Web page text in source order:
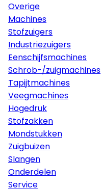
Overige
Machines
Stofzuigers
Industriezuigers
Eenschijfsmachines
Schrob-/zuigmachines
Tapijtmachines
Veegmachines
Hogedruk
Stofzakken
Mondstukken
Zuigbuizen
Slangen
Onderdelen
Service